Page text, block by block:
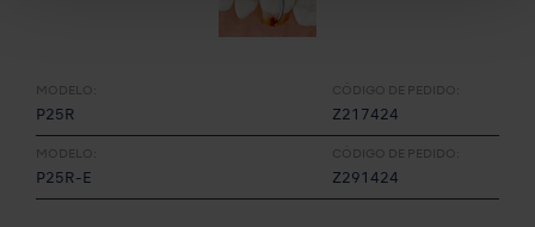
MODELO:
P25R
CÓDIGO DE PEDIDO:
Z217424
MODELO:
P25R-E
CÓDIGO DE PEDIDO:
Z291424